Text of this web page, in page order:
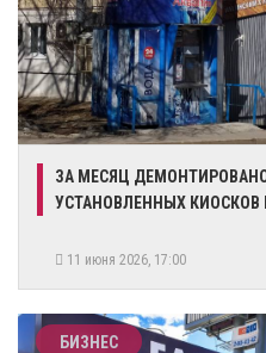
​ЗА МЕСЯЦ
УСТАНОВЛЕННЫХ КИОСКОВ
11 июня 2026, 17:00
БИЗНЕС